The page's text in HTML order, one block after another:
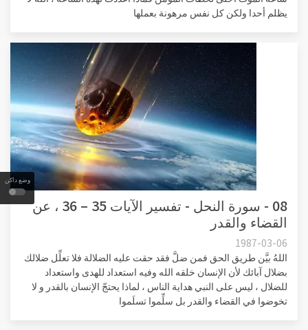
وضع داكن
يظلم أحدا ولكن كل نفس مرهونة بعملها
08 - سورة النحل - تفسير الآيات 35 – 36 ، عن
القضاء والقدر
1987-03-06
اللهُ بيَّن طريق الحق فمن ضلَّ فقد حقت عليه الضلالة فلا تعلِّل ضلالك
بضلال آبائك لأن الإنسان خلقه الله وفيه استعداد للهدى واستعداد
للضلال ، ليس على النبي هداية الناس ، لماذا يحتجّ الإنسان بالقدر و لا
تخوضوا في القضاء والقدر بل سلِّموا تسلَموا